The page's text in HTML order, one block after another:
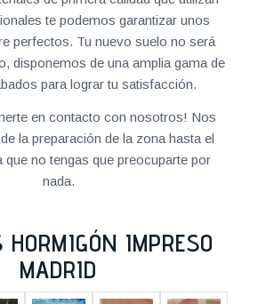
te podemos garantizar unos
perfectos. Tu nuevo suelo no será
disponemos de una amplia gama de
para lograr tu satisfacción.
en contacto con nosotros! Nos
la preparación de la zona hasta el
que no tengas que preocuparte por
nada.
HORMIGÓN IMPRESO
MADRID